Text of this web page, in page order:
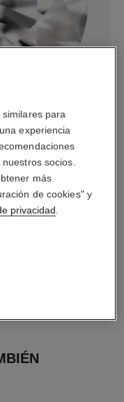
variar**
para
experiencia
socios.
más
de cookies" y
privacidad